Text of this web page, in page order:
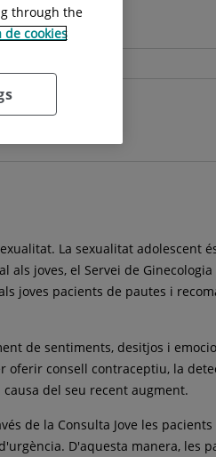
La sexualitat adolescent
joves, el Servei de
joves pacients de pautes i
de sentiments, desitjos i
consell contraceptiu, la
del seu recent augment.
de la Consulta Jove les
D'aquesta manera, les
through the
de cookies